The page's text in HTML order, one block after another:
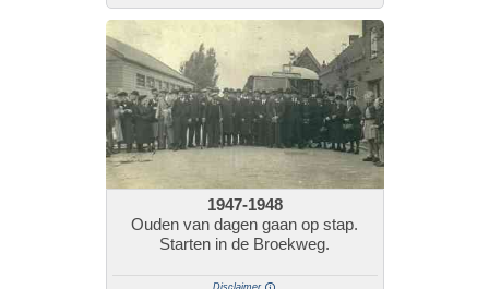
1947-1948
Ouden van dagen gaan op stap.
Starten in de Broekweg.
Disclaimer